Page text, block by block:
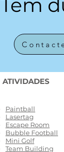
Tem
ATIVIDADES
Paintball
Lasertag
Escape Room
Bubble Football
Mini Golf
Team Building